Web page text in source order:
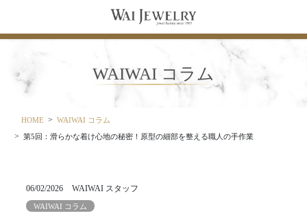
テ
ゲ
WAIWAI コラム
HOME WAIWAI コラム
第5回：滑らかな着け心地の秘密！原型の細部を整える職人の手作業
06/02/2026 WAIWAI スタッフ
WAIWAI コラム